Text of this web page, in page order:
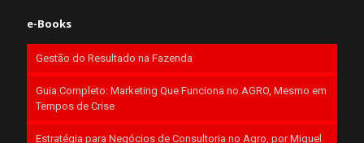
e-Books
Gestão do Resultado na Fazenda
Guia Completo: Marketing Que Funciona no AGRO, Mesmo em
Tempos de Crise
Estratégia para Negócios de Consultoria no Agro, por Miguel